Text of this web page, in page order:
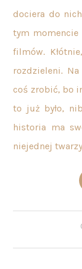
dociera do
tym momencie
filmów.
rozdzieleni.
coś zrobić, bo
to już było,
historia ma
niejednej